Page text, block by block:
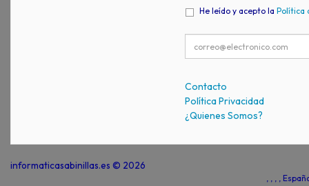
He leído y acepto la Política
Contacto
Política Privacidad
¿Quienes Somos?
informaticasabinillas.es © 2026
, , , ,